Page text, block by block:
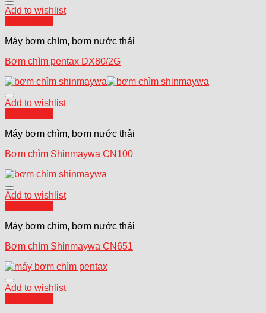
Add to wishlist
Máy bơm chìm, bơm nước thải
Bơm chìm pentax DX80/2G
Add to wishlist
Máy bơm chìm, bơm nước thải
Bơm chìm Shinmaywa CN100
Add to wishlist
Máy bơm chìm, bơm nước thải
Bơm chìm Shinmaywa CN651
Add to wishlist